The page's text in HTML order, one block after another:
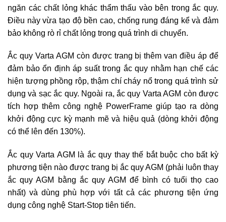
ngăn các chất lỏng khác thẩm thấu vào bên trong ắc quy.
Điều này vừa tạo độ bền cao, chống rung đáng kể và đảm
bảo không rò rỉ chất lỏng trong quá trình di chuyển.
Ắc quy Varta AGM còn được trang bị thêm van điều áp để
đảm bảo ổn định áp suất trong ắc quy nhằm hạn chế các
hiện tượng phồng rộp, thậm chí cháy nổ trong quá trình sử
dụng và sạc ắc quy. Ngoài ra, ắc quy Varta AGM còn được
tích hợp thêm công nghệ PowerFrame giúp tạo ra dòng
khởi động cực kỳ mạnh mẽ và hiệu quả (dòng khởi động
có thể lên đến 130%).
Ắc quy Varta AGM là ắc quy thay thế bắt buộc cho bất kỳ
phương tiện nào được trang bị ắc quy AGM (phải luôn thay
ắc quy AGM bằng ắc quy AGM để bình có tuổi thọ cao
nhất) và dùng phù hợp với tất cả các phương tiện ứng
dụng công nghệ Start-Stop tiên tiến.